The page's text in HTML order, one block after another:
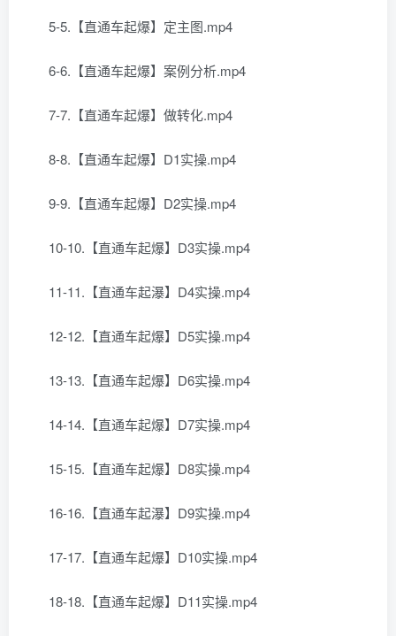
5-5.【直通车起爆】定主图.mp4
6-6.【直通车起爆】案例分析.mp4
7-7.【直通车起爆】做转化.mp4
8-8.【直通车起爆】D1实操.mp4
9-9.【直通车起爆】D2实操.mp4
10-10.【直通车起爆】D3实操.mp4
11-11.【直通车起瀑】D4实操.mp4
12-12.【直通车起爆】D5实操.mp4
13-13.【直通车起爆】D6实操.mp4
14-14.【直通车起爆】D7实操.mp4
15-15.【直通车起爆】D8实操.mp4
16-16.【直通车起瀑】D9实操.mp4
17-17.【直通车起爆】D10实操.mp4
18-18.【直通车起爆】D11实操.mp4